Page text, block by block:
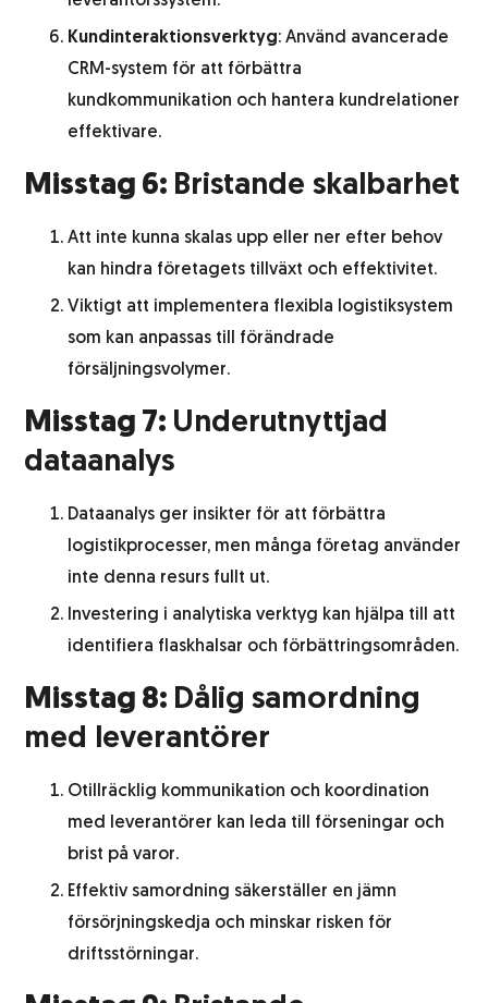
Kundinteraktionsverktyg: Använd avancerade
CRM-system för att förbättra
kundkommunikation och hantera kundrelationer
effektivare.
Misstag 6: Bristande skalbarhet
Att inte kunna skalas upp eller ner efter behov
kan hindra företagets tillväxt och effektivitet.
Viktigt att implementera flexibla logistiksystem
som kan anpassas till förändrade
försäljningsvolymer.
Misstag 7: Underutnyttjad
dataanalys
Dataanalys ger insikter för att förbättra
logistikprocesser, men många företag använder
inte denna resurs fullt ut.
Investering i analytiska verktyg kan hjälpa till att
identifiera flaskhalsar och förbättringsområden.
Misstag 8: Dålig samordning
med leverantörer
Otillräcklig kommunikation och koordination
med leverantörer kan leda till förseningar och
brist på varor.
Effektiv samordning säkerställer en jämn
försörjningskedja och minskar risken för
driftsstörningar.